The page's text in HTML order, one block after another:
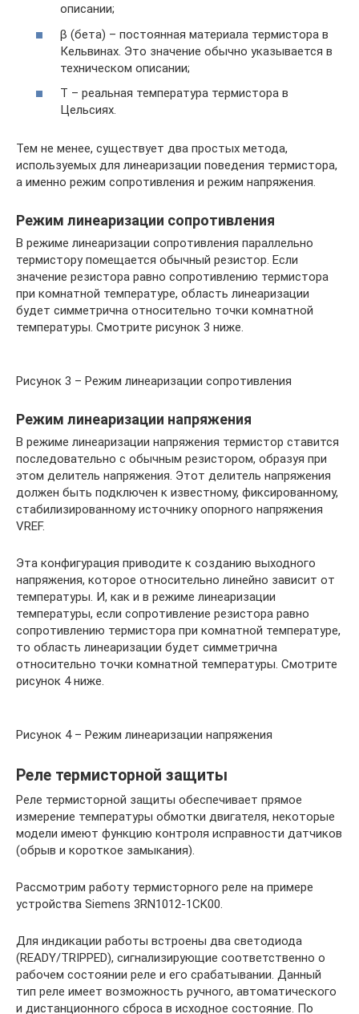
описании;
β (бета) – постоянная материала термистора в
Кельвинах. Это значение обычно указывается в
техническом описании;
T – реальная температура термистора в
Цельсиях.
Тем не менее, существует два простых метода,
используемых для линеаризации поведения термистора,
а именно режим сопротивления и режим напряжения.
Режим линеаризации сопротивления
В режиме линеаризации сопротивления параллельно
термистору помещается обычный резистор. Если
значение резистора равно сопротивлению термистора
при комнатной температуре, область линеаризации
будет симметрична относительно точки комнатной
температуры. Смотрите рисунок 3 ниже.
Рисунок 3 – Режим линеаризации сопротивления
Режим линеаризации напряжения
В режиме линеаризации напряжения термистор ставится
последовательно с обычным резистором, образуя при
этом делитель напряжения. Этот делитель напряжения
должен быть подключен к известному, фиксированному,
стабилизированному источнику опорного напряжения
VREF.
Эта конфигурация приводите к созданию выходного
напряжения, которое относительно линейно зависит от
температуры. И, как и в режиме линеаризации
температуры, если сопротивление резистора равно
сопротивлению термистора при комнатной температуре,
то область линеаризации будет симметрична
относительно точки комнатной температуры. Смотрите
рисунок 4 ниже.
Рисунок 4 – Режим линеаризации напряжения
Реле термисторной защиты
Реле термисторной защиты обеспечивает прямое
измерение температуры обмотки двигателя, некоторые
модели имеют функцию контроля исправности датчиков
(обрыв и короткое замыкания).
Рассмотрим работу термисторного реле на примере
устройства Siemens 3RN1012-1CK00.
Для индикации работы встроены два светодиода
(READY/TRIPPED), сигнализирующие соответственно о
рабочем состоянии реле и его срабатывании. Данный
тип реле имеет возможность ручного, автоматического
и дистанционного сброса в исходное состояние. По